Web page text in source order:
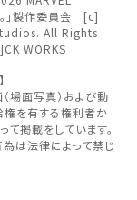
たい場合は、
」製作委員会 [c]
All Rights
WORKS
場面写真）および動
権を有する権利者か
掲載をしています。
為は法律によって禁じ